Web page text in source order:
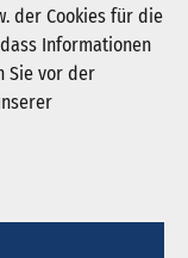
der Cookies für die
Informationen
Sie vor der